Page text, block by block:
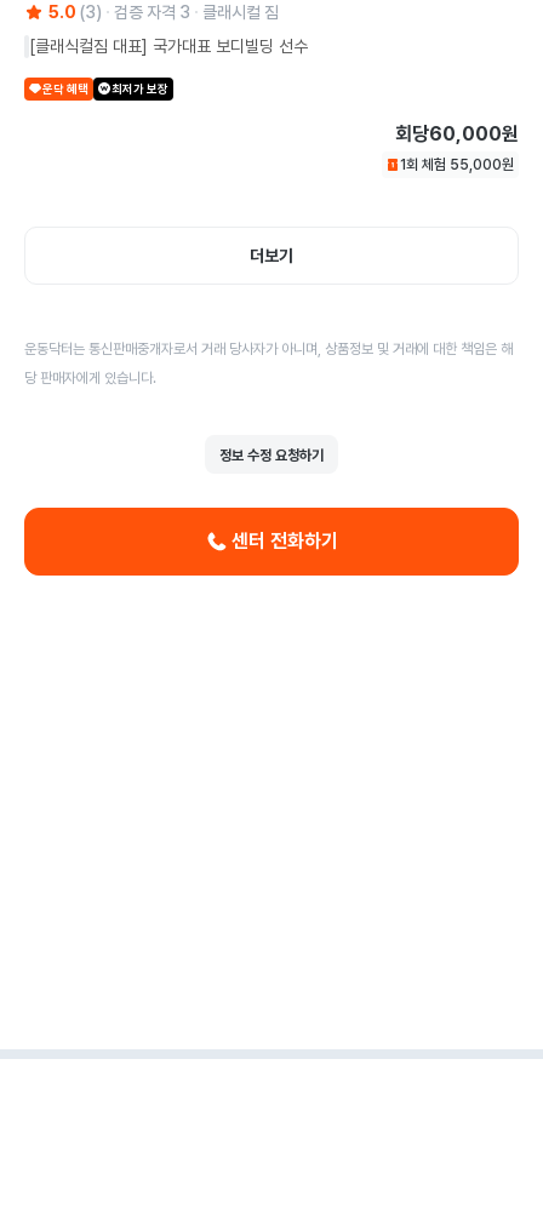
5.0 (3) 검증 자격 3
클래시컬 짐
[클래식컬짐 대표] 국가대표 보디빌딩 선수
운닥 혜택 최저가 보장
회당60,000원
1회 체험 55,000원
더보기
운동닥터는 통신판매중개자로서 거래 당사자가 아니며, 상품정보 및 거래에 대한 책임은 해
당 판매자에게 있습니다.
정보 수정 요청하기
센터 전화하기